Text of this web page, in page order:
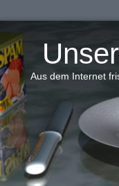
Aus dem Internet